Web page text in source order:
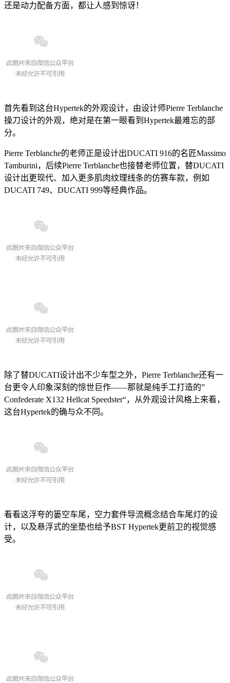
还是动力配备方面，都让人感到惊讶！
首先看到这台Hypertek的外观设计，由设计师Pierre Terblanche
操刀设计的外观，绝对是在第一眼看到Hypertek最难忘的部
分。
Pierre Terblanche的老师正是设计出DUCATI 916的名匠Massimo
Tamburini，后续Pierre Terblanche也接替老师位置，替DUCATI
设计出更现代、加入更多肌肉纹理线条的仿赛车款，例如
DUCATI 749、DUCATI 999等经典作品。
除了替DUCATI设计出不少车型之外，Pierre Terblanche还有一
台更令人印象深刻的惊世巨作——那就是纯手工打造的”
Confederate X132 Hellcat Speedster“，从外观设计风格上来看，
这台Hypertek的确与众不同。
看看这浮夸的篓空车尾，空力套件导流概念结合车尾灯的设
计，以及悬浮式的坐垫也给予BST Hypertek更前卫的视觉感
受。